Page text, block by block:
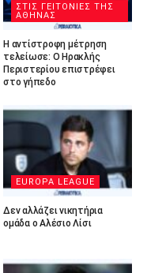
ΣΤΙΣ ΓΕΙΤΟΝΙΕΣ ΤΗΣ
ΑΘΗΝΑΣ
Η αντίστροφη μέτρηση
τελείωσε: Ο Ηρακλής
Περιστερίου επιστρέφει
στο γήπεδο
EUROPA LEAGUE
Δεν αλλάζει νικητήρια
ομάδα ο Αλέσιο Λίσι